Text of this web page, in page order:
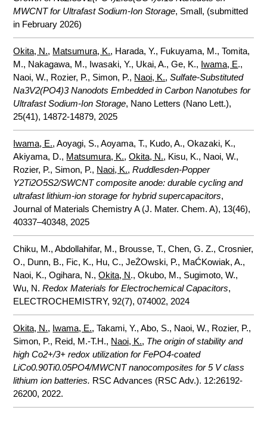
MWCNT for Ultrafast Sodium-Ion Storage, Small, (submitted
in February 2026)
Okita, N., Matsumura, K., Harada, Y., Fukuyama, M., Tomita,
M., Nakagawa, M., Iwasaki, Y., Ukai, A., Ge, K., Iwama, E.,
Naoi, W., Rozier, P., Simon, P., Naoi, K.,Sulfate-Substituted
Na3V2(PO4)3 Nanodots Embedded in Carbon Nanotubes for
Ultrafast Sodium-Ion Storage, Nano Letters (Nano Lett.),
25(41), 14872-14879, 2025
Iwama, E., Aoyagi, S., Aoyama, T., Kudo, A., Okazaki, K.,
Akiyama, D., Matsumura, K.,Okita, N., Kisu, K., Naoi, W.,
Rozier, P., Simon, P., Naoi, K.,Ruddlesden-Popper
Y2Ti2O5S2/SWCNT composite anode: durable cycling and
ultrafast lithium-ion storage for hybrid supercapacitors,
Journal of Materials Chemistry A (J. Mater. Chem. A), 13(46),
40337–40348, 2025
Chiku, M., Abdollahifar, M., Brousse, T., Chen, G. Z., Crosnier,
O., Dunn, B., Fic, K., Hu, C., JeŻOwski, P., MaĆKowiak, A.,
Naoi, K., Ogihara, N.,Okita, N., Okubo, M., Sugimoto, W.,
Wu, N.Redox Materials for Electrochemical Capacitors,
ELECTROCHEMISTRY, 92(7), 074002, 2024
Okita, N., Iwama, E., Takami, Y., Abo, S., Naoi, W., Rozier, P.,
Simon, P., Reid, M.-T.H., Naoi, K., The origin of stability and
high Co2+/3+ redox utilization for FePO4-coated
LiCo0.90Ti0.05PO4/MWCNT nanocomposites for 5 V class
lithium ion batteries. RSC Advances (RSC Adv.). 12:26192-
26200, 2022.